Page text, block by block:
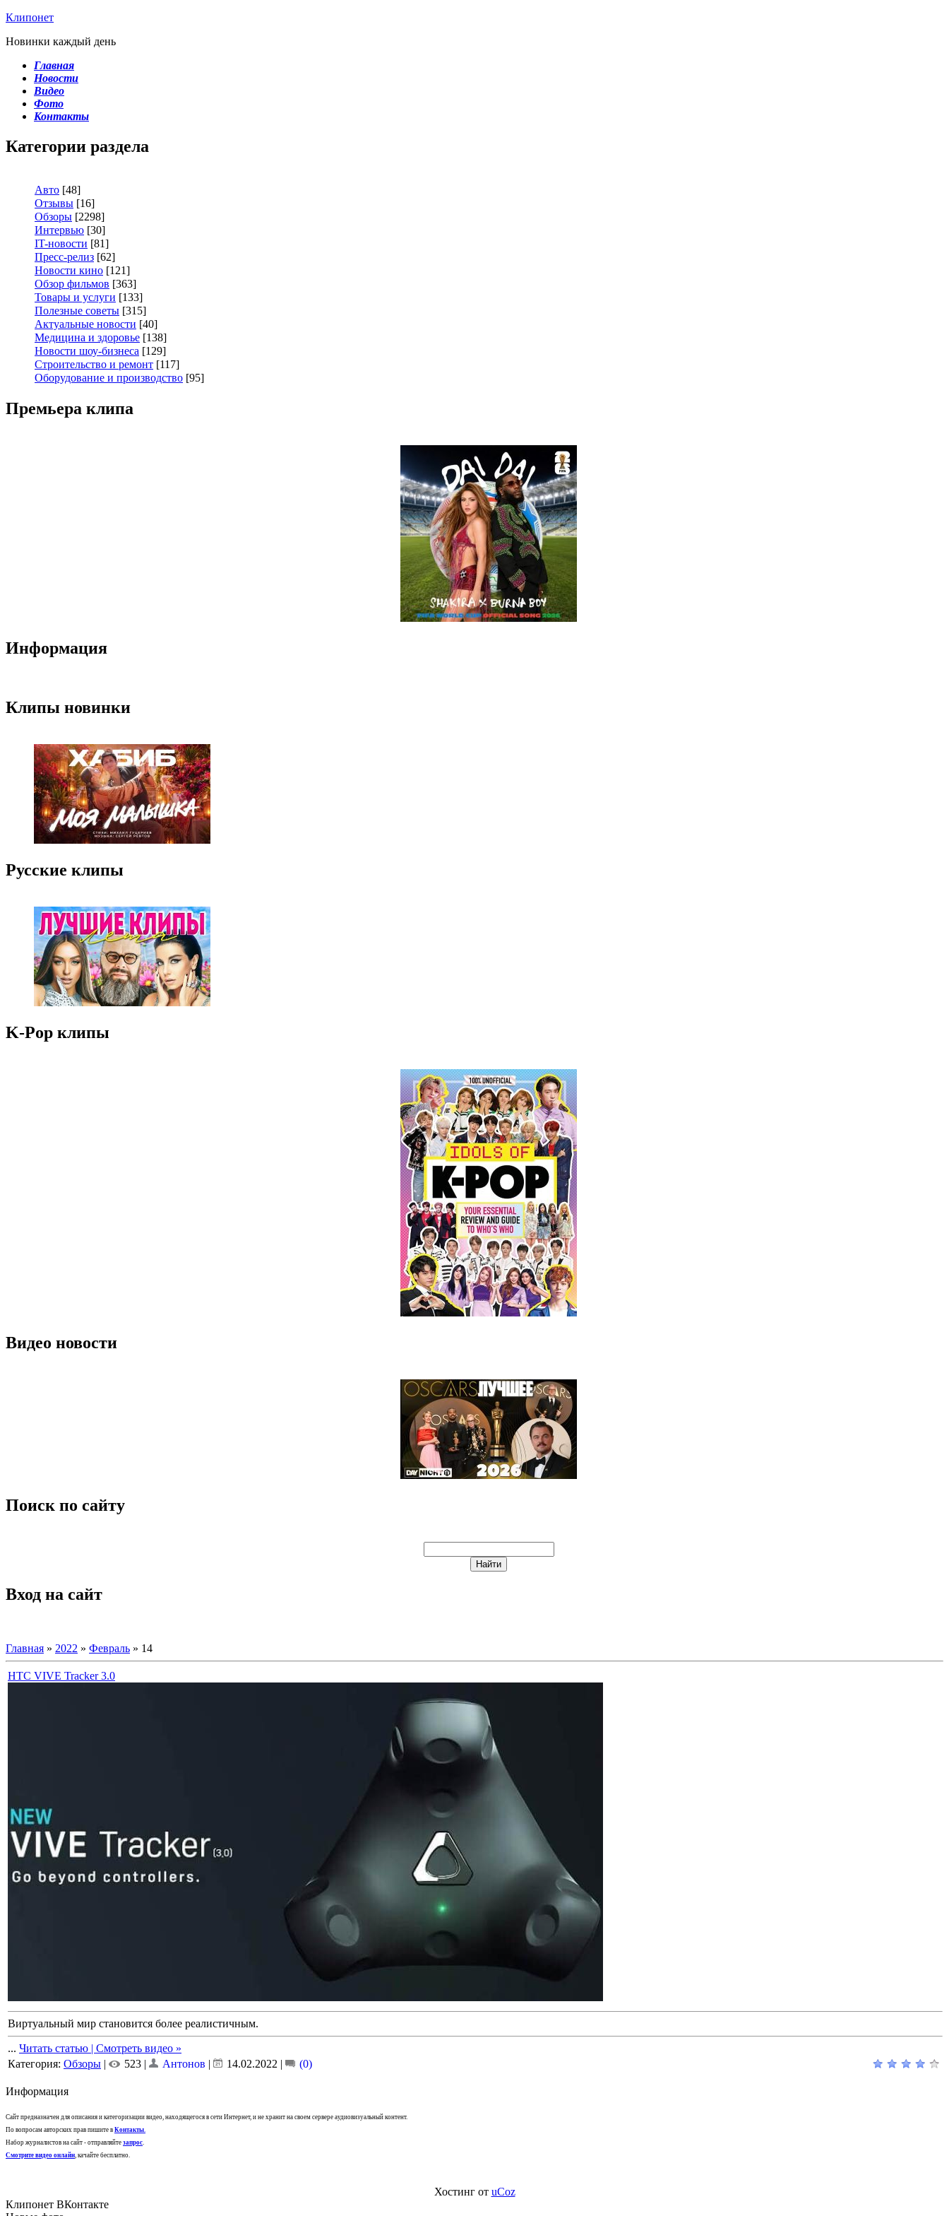
Клипонет
Новинки каждый день
Главная
Новости
Видео
Фото
Контакты
Категории раздела
Авто [48]
Отзывы [16]
Обзоры [2298]
Интервью [30]
IT-новости [81]
Пресс-релиз [62]
Новости кино [121]
Обзор фильмов [363]
Товары и услуги [133]
Полезные советы [315]
Актуальные новости [40]
Медицина и здоровье [138]
Новости шоу-бизнеса [129]
Строительство и ремонт [117]
Оборудование и производство [95]
Премьера клипа
Информация
Клипы новинки
Русские клипы
K-Pop клипы
Видео новости
Поиск по сайту
Вход на сайт
Главная » 2022 » Февраль » 14
HTC VIVE Tracker 3.0
Виртуальный мир становится более реалистичным.
... Читать статью | Смотреть видео »
Категория: Обзоры | 523 | Антонов | 14.02.2022 | (0)
Информация
Сайт предназначен для описания и категоризации видео, находящегося в сети Интернет, и не хранит на своем сервере аудиовизуальный контент.
По вопросам авторских прав пишите в Контакты.
Набор журналистов на сайт - отправляйте запрос.
Смотрите видео онлайн, качайте бесплатно.
Хостинг от uCoz
Клипонет ВКонтакте